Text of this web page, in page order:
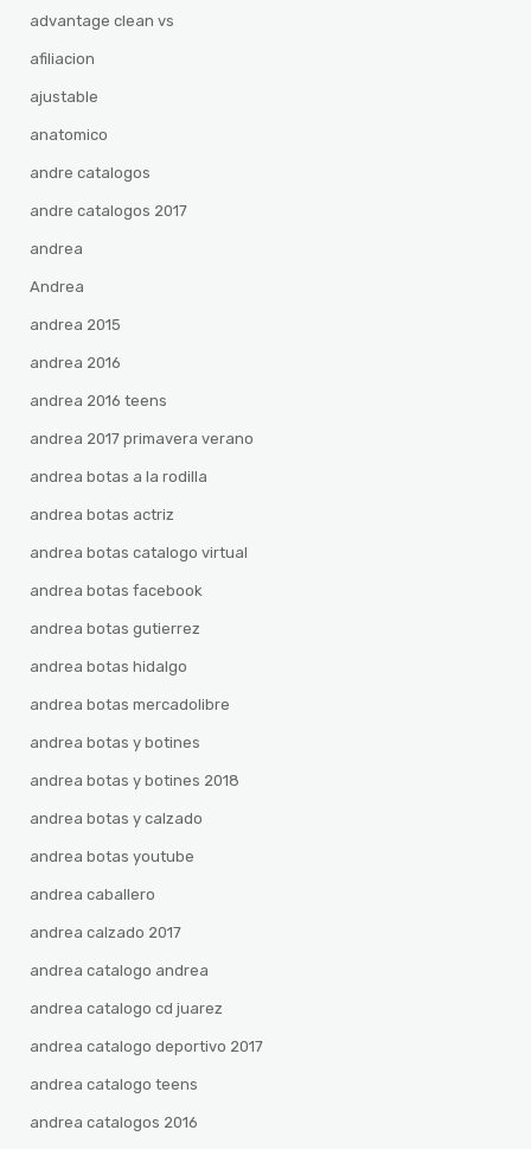
advantage clean vs
afiliacion
ajustable
anatomico
andre catalogos
andre catalogos 2017
andrea
Andrea
andrea 2015
andrea 2016
andrea 2016 teens
andrea 2017 primavera verano
andrea botas a la rodilla
andrea botas actriz
andrea botas catalogo virtual
andrea botas facebook
andrea botas gutierrez
andrea botas hidalgo
andrea botas mercadolibre
andrea botas y botines
andrea botas y botines 2018
andrea botas y calzado
andrea botas youtube
andrea caballero
andrea calzado 2017
andrea catalogo andrea
andrea catalogo cd juarez
andrea catalogo deportivo 2017
andrea catalogo teens
andrea catalogos 2016